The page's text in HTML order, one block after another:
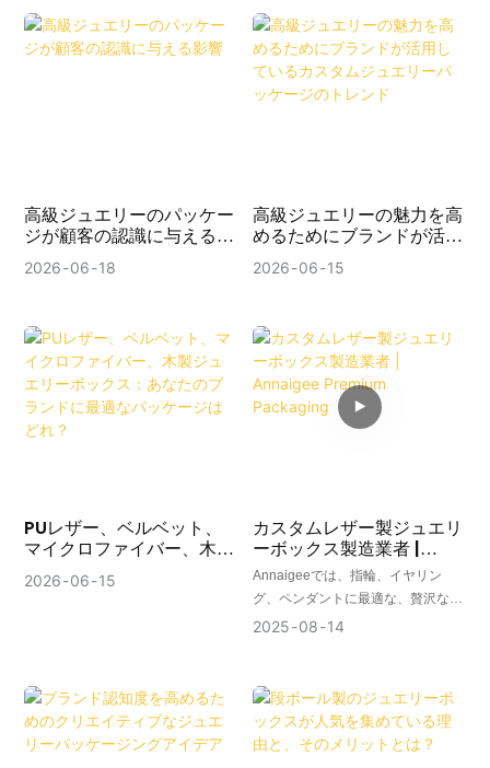
高級ジュエリーのパッケー
ジが顧客の認識に与える影
響
2026 06 18
高級ジュエリーの魅力を高
めるためにブランドが活用
しているカスタムジュエリ
ーパッケージのトレンド
2026 06 15
PUレザー、ベルベット、
マイクロファイバー、木製
ジュエリーボックス：あな
たのブランドに最適なパッ
2026 06 15
カスタムレザー製ジュエリ
ーボックス製造業者 |
Annaigee Premium
Packaging
Annaigeeでは、指輪、イヤリン
グ、ペンダントに最適な、贅沢なパ
ッケージングソリューションを提供
スタムデザイン、世界規模のサービ
ス、そしてお手頃価格のラグジュア
リーをお届けします。
2025 08 14